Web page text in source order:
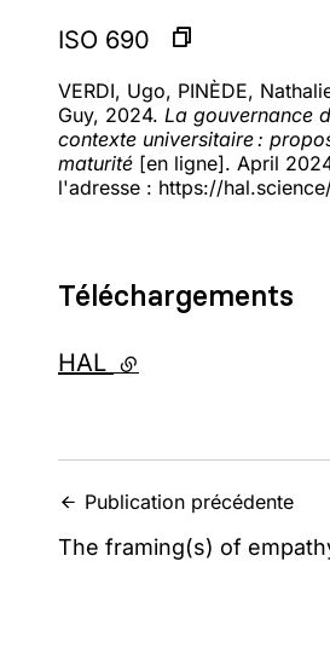
ISO 690
VERDI, Ugo, PINÈDE,
Guy, 2024. La gouvernance
contexte universitaire :
maturité [en ligne]. April
l'adresse : https://
Téléchargements
HAL - lien externe
Publication précédente
The framing(s) of